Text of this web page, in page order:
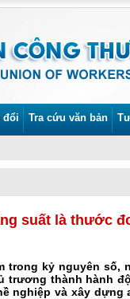
đổi Tra cứu văn bản
suất là thước
trong kỷ nguyên số,
thành hành
nghiệp và xây dựng